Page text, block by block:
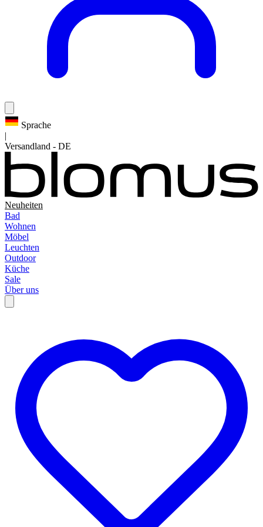
Sprache
|
Versandland - DE
Neuheiten
Bad
Wohnen
Möbel
Leuchten
Outdoor
Küche
Sale
Über uns